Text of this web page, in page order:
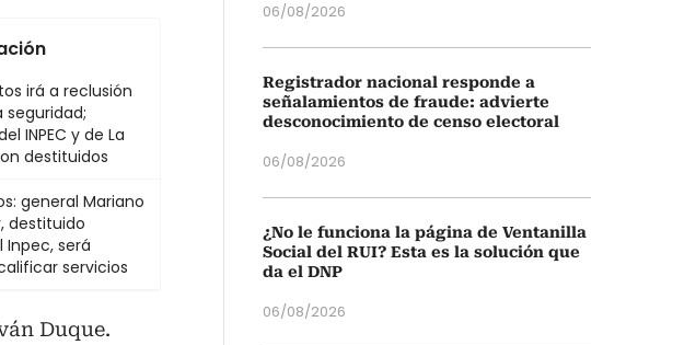
irá a reclusión
INPEC y de La
destituidos
general Mariano
destituido
será
servicios
Duque.
06/08/2026
Registrador nacional responde a
señalamientos de fraude: advierte
desconocimiento de censo electoral
06/08/2026
¿No le funciona la página de Ventanilla
Social del RUI? Esta es la solución que
da el DNP
06/08/2026